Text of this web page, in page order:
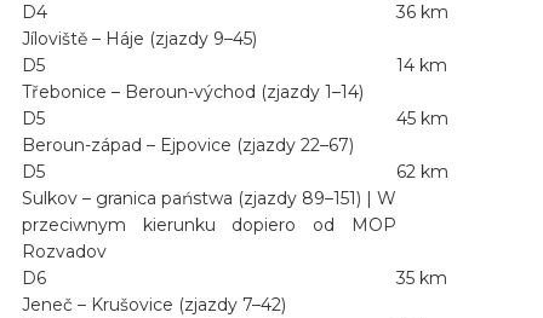
D4
Jíloviště – Háje (zjazdy 9–45)
36 km
D5
Třebonice – Beroun-východ (zjazdy 1–14)
14 km
D5
Beroun-západ – Ejpovice (zjazdy 22–67)
45 km
D5
Sulkov – granica państwa (zjazdy 89–151) | W
przeciwnym kierunku dopiero od MOP
Rozvadov
62 km
D6
Jeneč – Krušovice (zjazdy 7–42)
35 km